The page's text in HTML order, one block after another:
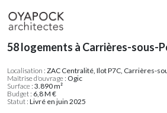
58 logements à Carrières-sous-
Localisation : ZAC Centralité, Ilot P7C, Carrières-
Maîtrise d'ouvrage : Ogic
Surface : 3.890 m²
Budget : 6,8 M €
Statut : Livré en juin 2025